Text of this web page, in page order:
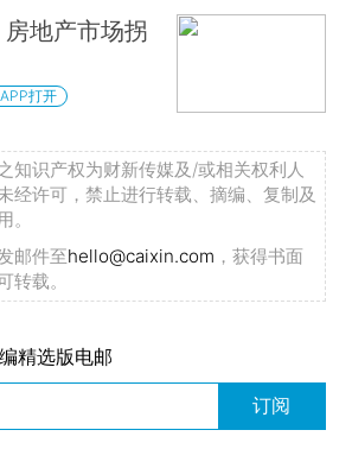
房地产市场拐
APP打开
知识产权为财新传媒及/或相关权利人
经许可，禁止进行转载、摘编、复制及
。
邮件至hello@caixin.com ，获得书面
转载。
精选版电邮
订阅